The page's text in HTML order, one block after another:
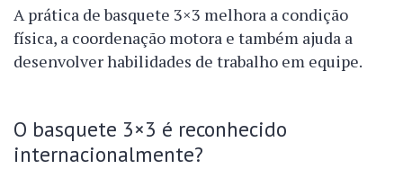
A prática de basquete 3×3 melhora a condição
física, a coordenação motora e também ajuda a
desenvolver habilidades de trabalho em equipe.
O basquete 3×3 é reconhecido
internacionalmente?